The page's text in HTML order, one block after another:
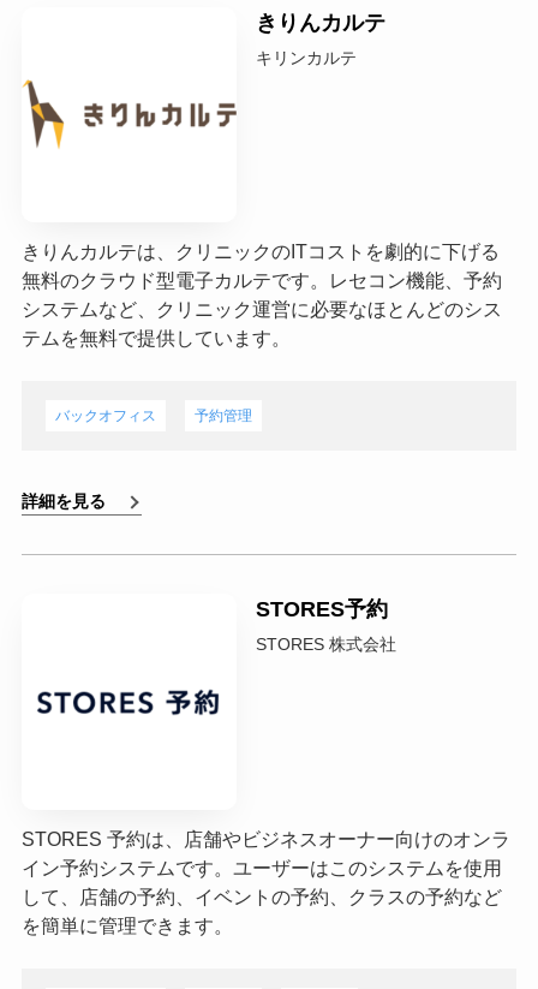
きりんカルテ
キリンカルテ
きりんカルテは、クリニックのITコストを劇的に下げる
無料のクラウド型電子カルテです。レセコン機能、予約
システムなど、クリニック運営に必要なほとんどのシス
テムを無料で提供しています。
バックオフィス 予約管理
詳細を見る
STORES予約
STORES 株式会社
STORES 予約は、店舗やビジネスオーナー向けのオンラ
イン予約システムです。ユーザーはこのシステムを使用
して、店舗の予約、イベントの予約、クラスの予約など
を簡単に管理できます。